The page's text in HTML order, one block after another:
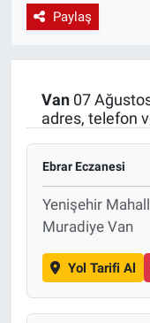
Paylaş
Van07
adres, telefon
Ebrar Eczanesi
Yenişehir
Muradiye Van
Yol Tarifi Al
EndüstriST
Endüstri 4.0
Ağır Sanayi